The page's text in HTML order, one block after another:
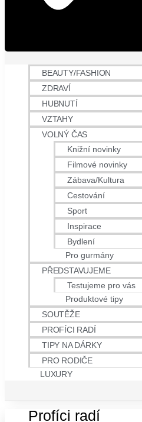
BEAUTY/FASHION
ZDRAVÍ
HUBNUTÍ
VZTAHY
VOLNÝ ČAS
Knižní novinky
Filmové novinky
Zábava/Kultura
Cestování
Sport
Inspirace
Bydlení
Pro gurmány
PŘEDSTAVUJEME
Testujeme pro vás
Produktové tipy
SOUTĚŽE
PROFÍCI RADÍ
TIPY NA DÁRKY
PRO RODIČE
LUXURY
Profíci radí